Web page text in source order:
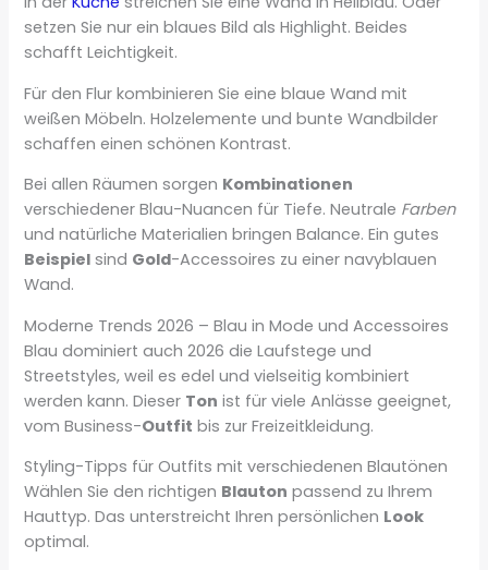
setzen Sie nur ein blaues Bild als Highlight. Beides
schafft Leichtigkeit.
Für den Flur kombinieren Sie eine blaue Wand mit
weißen Möbeln. Holzelemente und bunte Wandbilder
schaffen einen schönen Kontrast.
Bei allen Räumen sorgen Kombinationen
verschiedener Blau-Nuancen für Tiefe. Neutrale Farben
und natürliche Materialien bringen Balance. Ein gutes
Beispiel sind Gold-Accessoires zu einer navyblauen
Wand.
Moderne Trends 2026 – Blau in Mode und Accessoires
Blau dominiert auch 2026 die Laufstege und
Streetstyles, weil es edel und vielseitig kombiniert
werden kann. Dieser Ton ist für viele Anlässe geeignet,
vom Business-Outfit bis zur Freizeitkleidung.
Styling-Tipps für Outfits mit verschiedenen Blautönen
Wählen Sie den richtigen Blauton passend zu Ihrem
Hauttyp. Das unterstreicht Ihren persönlichen Look
optimal.